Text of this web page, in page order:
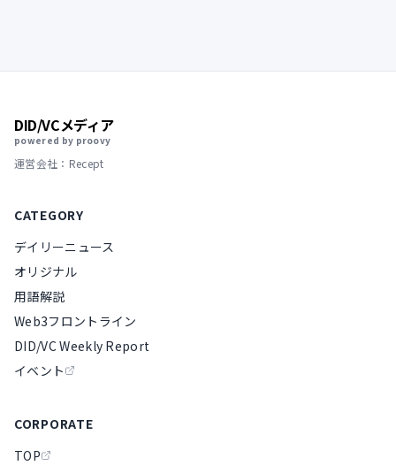
DID/VCメディア
powered by proovy
運営会社：Recept
CATEGORY
デイリーニュース
オリジナル
用語解説
Web3フロントライン
DID/VC Weekly Report
イベント
CORPORATE
TOP